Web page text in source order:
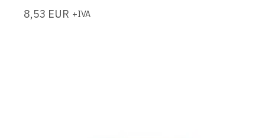
8,53 EUR +IVA